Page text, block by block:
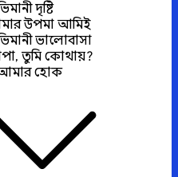
দৃষ্টি
উপমা আমিই
ভালোবাসা
তুমি কোথায়?
হোক